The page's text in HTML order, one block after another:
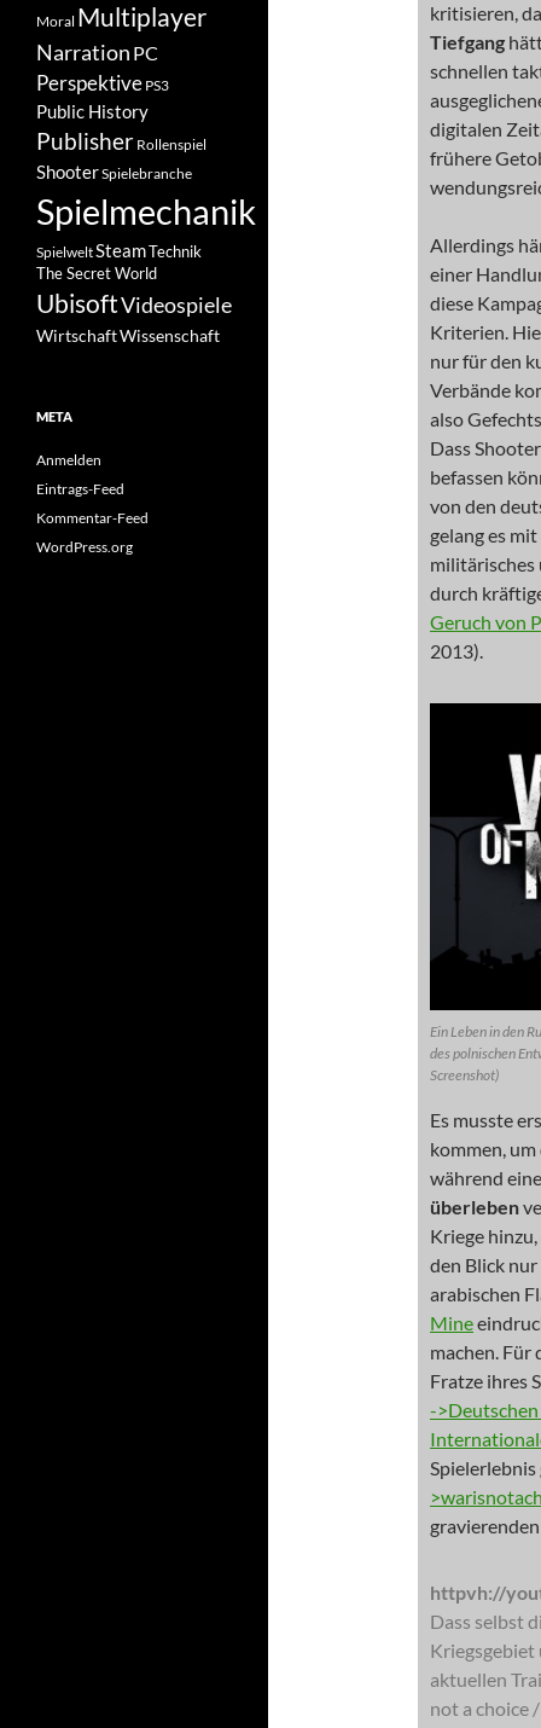
kritisieren,
Tiefgang
schnellen
digitalen
frühere
Allerdings
einer
diese
Kriterien.
nur für den
Verbände
also
Dass
befassen
von den
gelang es
militärisches
durch
Geruch von
2013).
Ein Leben in den
des polnischen
Screenshot)
Es musste
kommen,
während
überleben
Kriege
den Blick
arabischen
Mine
machen. Für
Fratze ihres
-
httpvh://
Dass selbst
Kriegsgebiet
aktuellen
not a choice
Moral Multiplayer
Narration PC
Perspektive PS3
Public History
Publisher Rollenspiel
ShooterSpielebranche
Spielmechanik
SpielweltSteamTechnik
The Secret World
UbisoftVideospiele
WirtschaftWissenschaft
META
Anmelden
Eintrags-Feed
Kommentar-Feed
WordPress.org